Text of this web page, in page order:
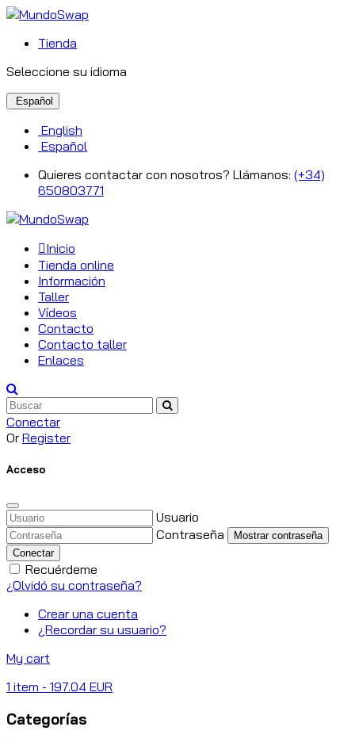
Tienda
Seleccione su idioma
Español
English
Español
Quieres contactar con nosotros? Llámanos: (+34)
650803771
Inicio
Tienda online
Información
Taller
Vídeos
Contacto
Contacto taller
Enlaces
Conectar
Or Register
Acceso
Usuario
Contraseña
Mostrar contraseña
Conectar
Recuérdeme
¿Olvidó su contraseña?
Crear una cuenta
¿Recordar su usuario?
My cart
1 item - 197.04 EUR
Categorías